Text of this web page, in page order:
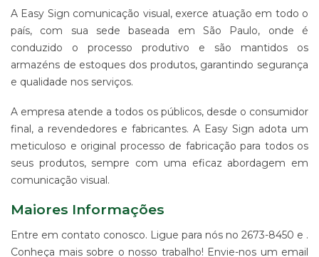
A Easy Sign comunicação visual, exerce atuação em todo o
país, com sua sede baseada em São Paulo, onde é
conduzido o processo produtivo e são mantidos os
armazéns de estoques dos produtos, garantindo segurança
e qualidade nos serviços.
A empresa atende a todos os públicos, desde o consumidor
final, a revendedores e fabricantes. A Easy Sign adota um
meticuloso e original processo de fabricação para todos os
seus produtos, sempre com uma eficaz abordagem em
comunicação visual.
Maiores Informações
Entre em contato conosco. Ligue para nós no 2673-8450 e .
Conheça mais sobre o nosso trabalho! Envie-nos um email